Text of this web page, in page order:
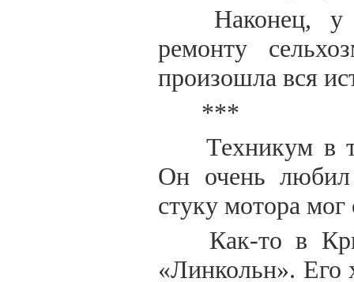
Наконец, у
ремонту
произошла вся
***
Техникум в
Он очень
стуку мотора мог
Как-то в
«Линкольн». Его